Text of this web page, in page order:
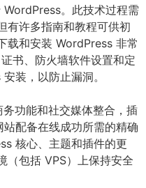
。此技术过程需
有许多指南和教程可供初
载和安装 WordPress 非常
书、防火墙软件设置和定
装，以防止漏洞。
功能和社交媒体整合，插
配备在线成功所需的精确
核心、主题和插件的更
（包括 VPS）上保持安全